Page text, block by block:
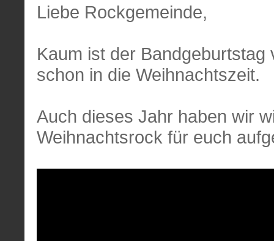
Liebe Rockgemeinde,
Kaum ist der Bandgeburtstag
schon in die Weihnachtszeit.
Auch dieses Jahr haben wir
Weihnachtsrock für euch